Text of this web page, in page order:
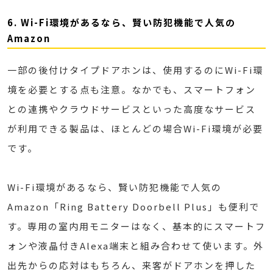
6. Wi-Fi環境があるなら、賢い防犯機能で人気の
Amazon
一部の後付けタイプドアホンは、使用するのにWi-Fi環
境を必要とする点も注意。なかでも、スマートフォン
との連携やクラウドサービスといった高度なサービス
が利用できる製品は、ほとんどの場合Wi-Fi環境が必要
です。
Wi-Fi環境があるなら、賢い防犯機能で人気の
Amazon「Ring Battery Doorbell Plus」も便利で
す。専用の室内用モニターはなく、基本的にスマートフ
ォンや液晶付きAlexa端末と組み合わせて使います。外
出先からの応対はもちろん、来客がドアホンを押した